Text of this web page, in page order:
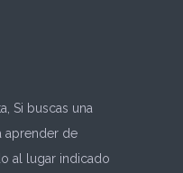
Si buscas una
aprender de
al lugar indicado